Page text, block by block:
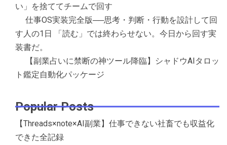
い」を捨ててチームで回す
仕事OS実装完全版──思考・判断・行動を設計して回
す人の1日 「読む」では終わらせない。今日から回す実
装書だ。
【副業占いに禁断の神ツール降臨】シャドウAIタロッ
ト鑑定自動化パッケージ
Popular Posts
【Threads×note×AI副業】仕事できない社畜でも収益化
できた全記録